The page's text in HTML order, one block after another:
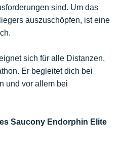
sind. Um das
auszuschöpfen, ist eine
sich für alle Distanzen,
Er begleitet dich bei
und vor allem bei
Saucony Endorphin Elite